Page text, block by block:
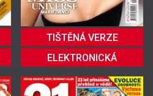
TIŠTĚNÁ VERZE
ELEKTRONICKÁ